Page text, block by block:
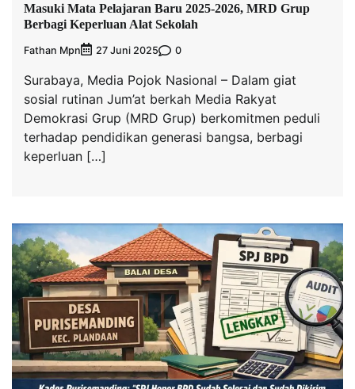
Masuki Mata Pelajaran Baru 2025-2026, MRD Grup
Berbagi Keperluan Alat Sekolah
Fathan Mpn 27 Juni 2025 0
Surabaya, Media Pojok Nasional – Dalam giat
sosial rutinan Jum’at berkah Media Rakyat
Demokrasi Grup (MRD Grup) berkomitmen peduli
terhadap pendidikan generasi bangsa, berbagi
keperluan […]